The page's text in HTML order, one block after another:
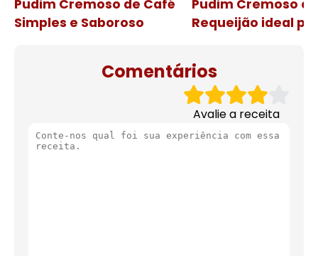
Pudim Cremoso de Café
Simples e Saboroso
Pudim Cremoso
Requeijão ideal
Comentários
Avalie a receita